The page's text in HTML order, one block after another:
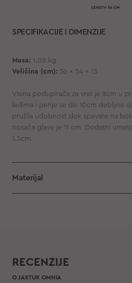
SPECIFIKACIJE I DIMENZIJE
Masa: 1.08 kg
Veličina (cm): 36 x 54 x 13
Visina podupirača za vrat je 8cm u
leđima i penje se do 10cm debljine
pružila udobnost dok spavate na
nosača glave je 11 cm. Dodatni
1.5cm.
Materijal
RECENZIJE
O JASTUK OMNIA